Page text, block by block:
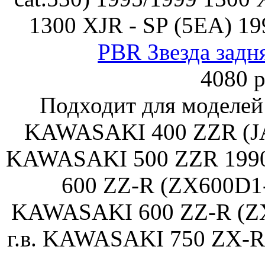
1300 XJR - SP (5EA)
PBR Звезда
4080
Подходит для
KAWASAKI 400 ZZR
KAWASAKI 500 ZZR
600 ZZ-R
KAWASAKI 600 ZZ-R
г.в. KAWASAKI 750 ZX-